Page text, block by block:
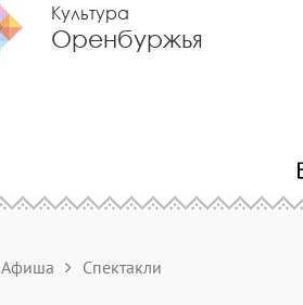
Культура
Оренбуржья
Афиша Спектакли